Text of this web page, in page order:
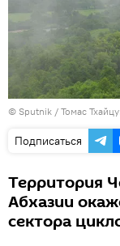
© Sputnik / Томас
Подписаться
Территория
Абхазии
сектора